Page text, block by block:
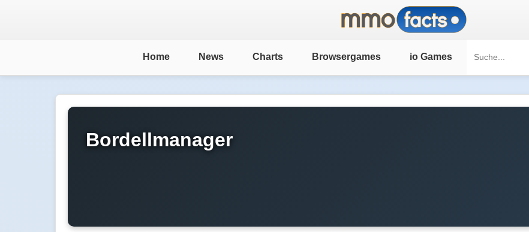
Home News Charts Browsergames io Games
Bordellmanager